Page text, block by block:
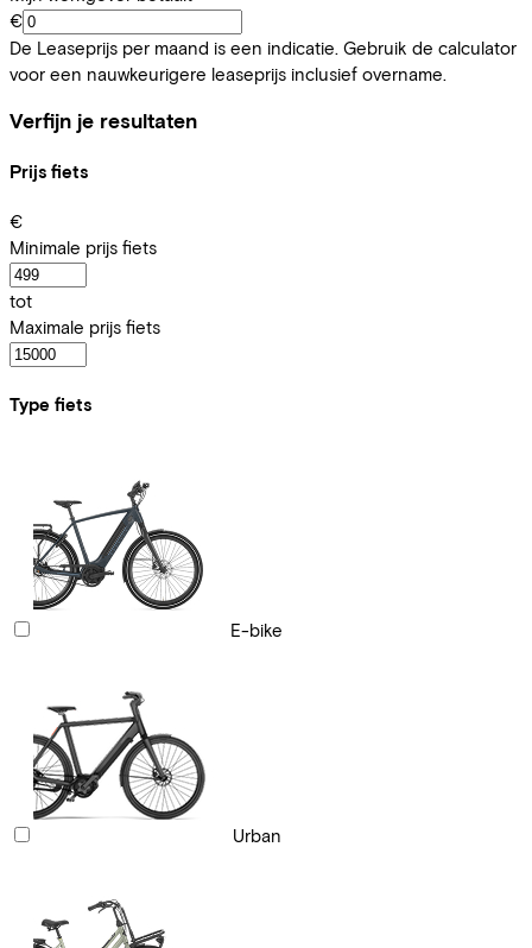
€
De Leaseprijs per maand is een indicatie. Gebruik de calculator
voor een nauwkeurigere leaseprijs inclusief overname.
Verfijn je resultaten
Prijs fiets
€
Minimale prijs fiets
tot
Maximale prijs fiets
Type fiets
E-bike
Urban